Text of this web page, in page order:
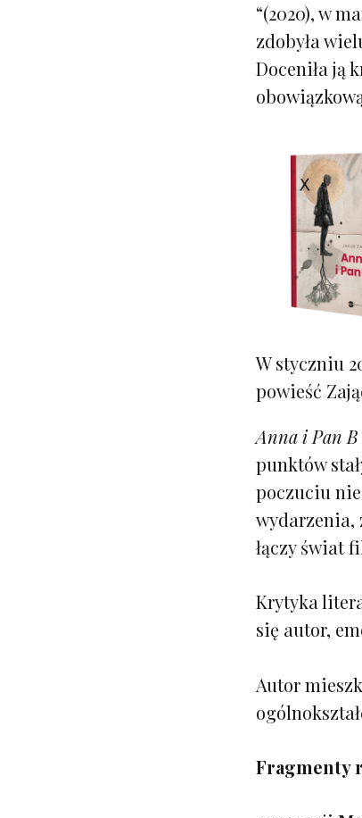
“(2020), w
zdobyła
Doceniła ją
W styczniu
powieść
Anna i Pan B
punktów
poczuciu
wydarzenia,
łączy świat
Krytyka
się autor,
Autor
Fragmenty